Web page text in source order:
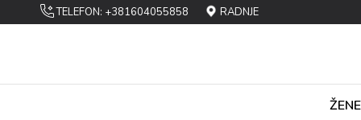
TELEFON: +381604055858 RADNJE
ŽENE